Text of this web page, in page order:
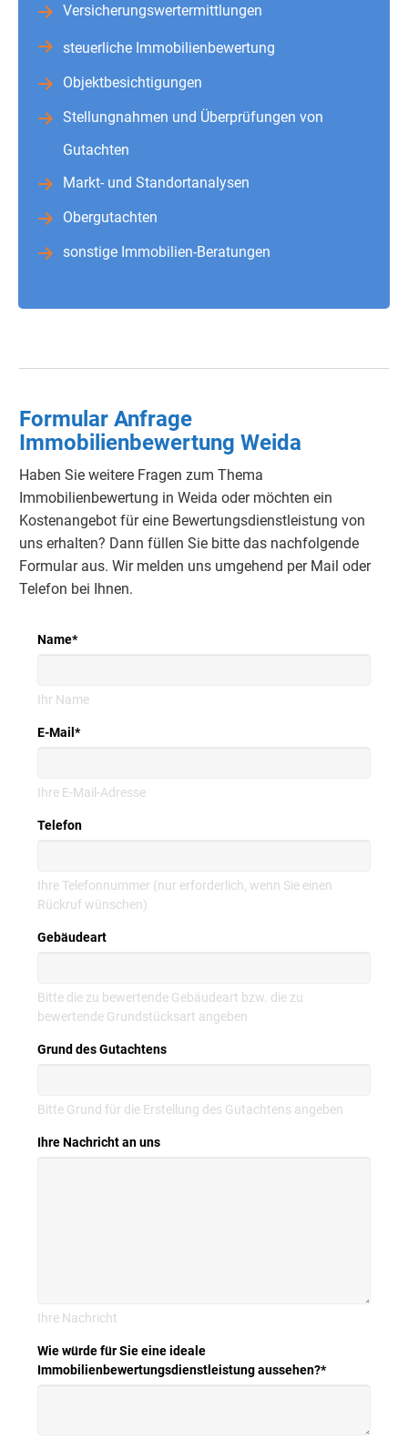
Versicherungswertermittlungen
steuerliche Immobilienbewertung
Objektbesichtigungen
Stellungnahmen und Überprüfungen von
Gutachten
Markt- und Standortanalysen
Obergutachten
sonstige Immobilien-Beratungen
Formular Anfrage
Immobilienbewertung Weida
Haben Sie weitere Fragen zum Thema
Immobilienbewertung in Weida oder möchten ein
Kostenangebot für eine Bewertungsdienstleistung von
uns erhalten? Dann füllen Sie bitte das nachfolgende
Formular aus. Wir melden uns umgehend per Mail oder
Telefon bei Ihnen.
Name*
Ihr Name
E-Mail *
Ihre E-Mail-Adresse
Telefon
Ihre Telefonnummer (nur erforderlich, wenn Sie einen
Rückruf wünschen)
Gebäudeart
Bitte die zu bewertende Gebäudeart bzw. die zu
bewertende Grundstücksart angeben
Grund des Gutachtens
Bitte Grund für die Erstellung des Gutachtens angeben
Ihre Nachricht an uns
Ihre Nachricht
Wie würde für Sie eine ideale
Immobilienbewertungsdienstleistung aussehen?*